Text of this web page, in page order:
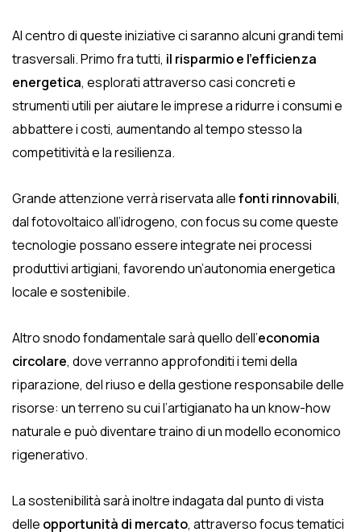
Al centro di queste iniziative ci saranno alcuni grandi temi
trasversali. Primo fra tutti, il risparmio e l’efficienza
energetica, esplorati attraverso casi concreti e
strumenti utili per aiutare le imprese a ridurre i consumi e
abbattere i costi, aumentando al tempo stesso la
competitività e la resilienza.
Grande attenzione verrà riservata allefonti rinnovabili,
dal fotovoltaico all’idrogeno, con focus su come queste
tecnologie possano essere integrate nei processi
produttivi artigiani, favorendo un’autonomia energetica
locale e sostenibile.
Altro snodo fondamentale sarà quello dell’economia
circolare, dove verranno approfonditi i temi della
riparazione, del riuso e della gestione responsabile delle
risorse: un terreno su cui l’artigianato ha un know-how
naturale e può diventare traino di un modello economico
rigenerativo.
La sostenibilità sarà inoltre indagata dal punto di vista
delle opportunità di mercato, attraverso focus tematici